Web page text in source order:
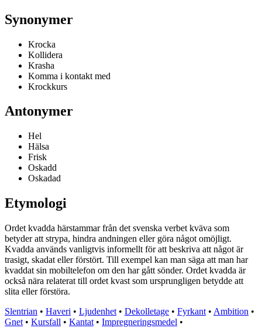
Synonymer
Krocka
Kollidera
Krasha
Komma i kontakt med
Krockkurs
Antonymer
Hel
Hälsa
Frisk
Oskadd
Oskadad
Etymologi
Ordet kvadda härstammar från det svenska verbet kväva som
betyder att strypa, hindra andningen eller göra något omöjligt.
Kvadda används vanligtvis informellt för att beskriva att något är
trasigt, skadat eller förstört. Till exempel kan man säga att man har
kvaddat sin mobiltelefon om den har gått sönder. Ordet kvadda är
också nära relaterat till ordet kvast som ursprungligen betydde att
slita eller förstöra.
Slentrian • Haveri • Ljudenhet • Dekolletage • Fyrkant • Ambition •
Gnet • Kursfall • Kantat • Impregneringsmedel •